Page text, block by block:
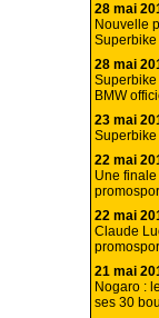
28 mai
Nouvelle
28 mai
BMW
23 mai
22 mai
Une
22 mai
Claude
21 mai
Nogaro :
ses 30